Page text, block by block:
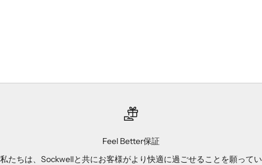
Feel Better保証
私たちは、Sockwellと共にお客様がより快適に過ごせることを願ってい